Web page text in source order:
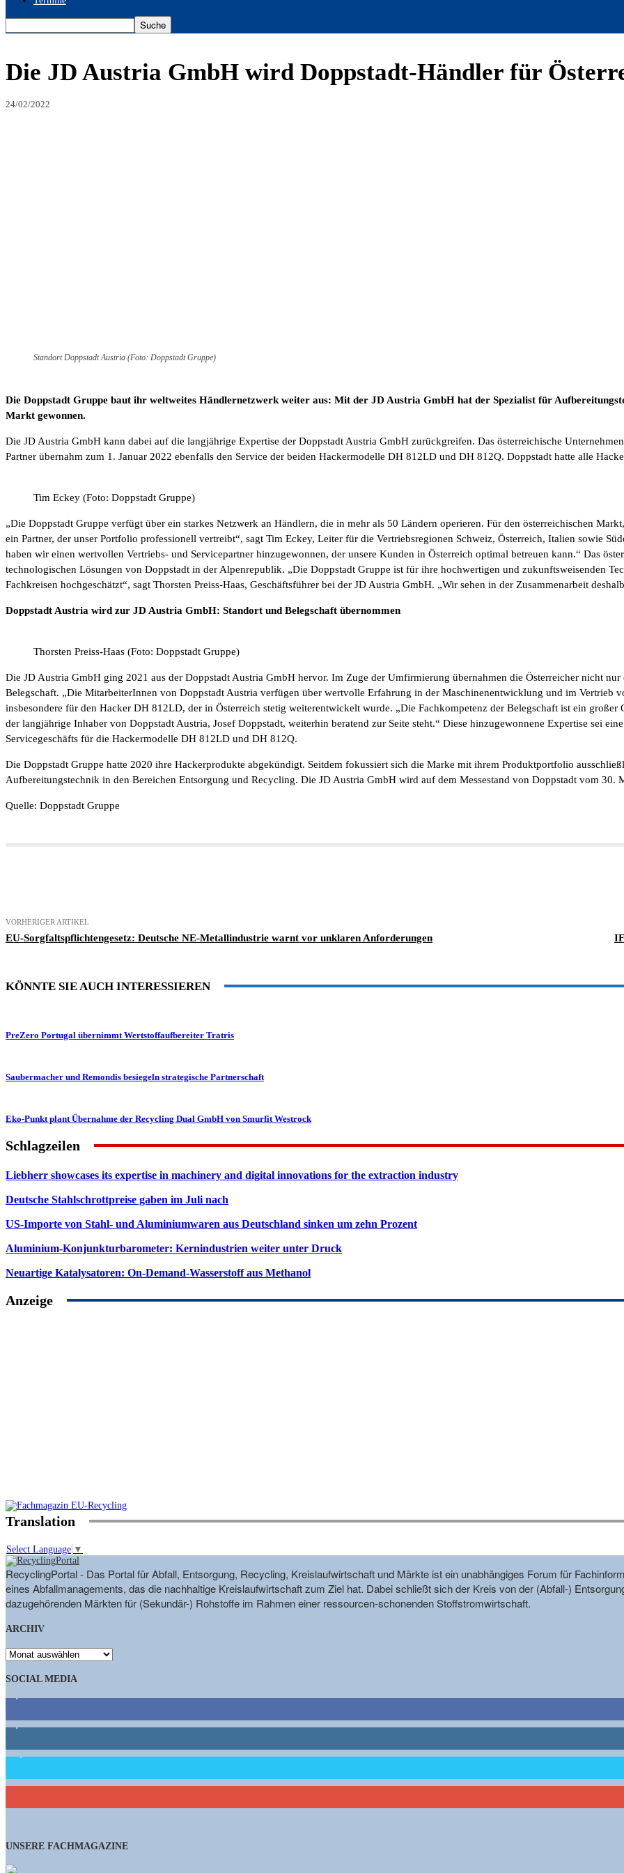
Die JD Austria GmbH wird Doppstadt-Händler für
24/02/2022
Standort Doppstadt Austria (Foto: Doppstadt Gruppe)
Die Doppstadt Gruppe baut ihr weltweites Händlernetzwerk weiter aus: Mit der JD Austria GmbH hat der Spezialist für
Markt gewonnen.
Die JD Austria GmbH kann dabei auf die langjährige Expertise der Doppstadt Austria GmbH zurückgreifen. Das österreichische
Partner übernahm zum 1. Januar 2022 ebenfalls den Service der beiden Hackermodelle DH 812LD und DH 812Q. Doppstadt hatte alle
Tim Eckey (Foto: Doppstadt Gruppe)
„Die Doppstadt Gruppe verfügt über ein starkes Netzwerk an Händlern, die in mehr als 50 Ländern operieren. Für den österreichischen
ein Partner, der unser Portfolio professionell vertreibt“, sagt Tim Eckey, Leiter für die Vertriebsregionen Schweiz, Österreich, Italien sowie
haben wir einen wertvollen Vertriebs- und Servicepartner hinzugewonnen, der unsere Kunden in Österreich optimal betreuen kann.“ Das
technologischen Lösungen von Doppstadt in der Alpenrepublik. „Die Doppstadt Gruppe ist für ihre hochwertigen und zukunftsweisenden
Fachkreisen hochgeschätzt“, sagt Thorsten Preiss-Haas, Geschäftsführer bei der JD Austria GmbH. „Wir sehen in der Zusammenarbeit
Doppstadt Austria wird zur JD Austria GmbH: Standort und Belegschaft übernommen
Thorsten Preiss-Haas (Foto: Doppstadt Gruppe)
Die JD Austria GmbH ging 2021 aus der Doppstadt Austria GmbH hervor. Im Zuge der Umfirmierung übernahmen die Österreicher nicht
Belegschaft. „Die MitarbeiterInnen von Doppstadt Austria verfügen über wertvolle Erfahrung in der Maschinenentwicklung und im Vertrieb
insbesondere für den Hacker DH 812LD, der in Österreich stetig weiterentwickelt wurde. „Die Fachkompetenz der Belegschaft ist ein
der langjährige Inhaber von Doppstadt Austria, Josef Doppstadt, weiterhin beratend zur Seite steht.“ Diese hinzugewonnene Expertise sei
Servicegeschäfts für die Hackermodelle DH 812LD und DH 812Q.
Die Doppstadt Gruppe hatte 2020 ihre Hackerprodukte abgekündigt. Seitdem fokussiert sich die Marke mit ihrem Produktportfolio
Aufbereitungstechnik in den Bereichen Entsorgung und Recycling. Die JD Austria GmbH wird auf dem Messestand von Doppstadt vom 30.
Quelle: Doppstadt Gruppe
VORHERIGER ARTIKEL
EU-Sorgfaltspflichtengesetz: Deutsche NE-Metallindustrie warnt vor unklaren Anforderungen
KÖNNTE SIE AUCH INTERESSIEREN
PreZero Portugal übernimmt Wertstoffaufbereiter Tratris
Saubermacher und Remondis besiegeln strategische Partnerschaft
Eko-Punkt plant Übernahme der Recycling Dual GmbH von Smurfit Westrock
Schlagzeilen
Liebherr showcases its expertise in machinery and digital innovations for the extraction industry
Deutsche Stahlschrottpreise gaben im Juli nach
US-Importe von Stahl- und Aluminiumwaren aus Deutschland sinken um zehn Prozent
Aluminium-Konjunkturbarometer: Kernindustrien weiter unter Druck
Neuartige Katalysatoren: On-Demand-Wasserstoff aus Methanol
Anzeige
Translation
Select Language ▼
RecyclingPortal - Das Portal für Abfall, Entsorgung, Recycling, Kreislaufwirtschaft und Märkte ist ein unabhängiges Forum für
eines Abfallmanagements, das die nachhaltige Kreislaufwirtschaft zum Ziel hat. Dabei schließt sich der Kreis von der (Abfall-)
dazugehörenden Märkten für (Sekundär-) Rohstoffe im Rahmen einer ressourcen-schonenden Stoffstromwirtschaft.
ARCHIV
ARCHIV
SOCIAL MEDIA
1,662 Follower
15,658 Follower
460 Abonnenten
UNSERE FACHMAGAZINE